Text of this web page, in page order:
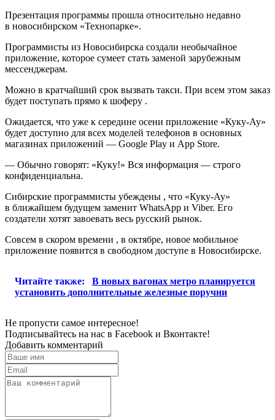
Презентация программы прошла относительно недавно
в новосибирском «Технопарке».
Программисты из Новосибирска создали необычайное
приложение, которое сумеет стать заменой зарубежным
мессенджерам.
Можно в кратчайший срок вызвать такси. При всем этом заказ
будет поступать прямо к шоферу .
Ожидается, что уже к середине осени приложение «Куку-Ау»
будет доступно для всех моделей телефонов в основных
магазинах приложений — Google Play и App Store.
— Обычно говорят: «Куку!» Вся информация — строго
конфиденциальна.
Сибирские программисты убеждены , что «Куку-Ау»
в ближайшем будущем заменит WhatsApp и Viber. Его
создатели хотят завоевать весь русский рынок.
Совсем в скором времени , в октябре, новое мобильное
приложение появится в свободном доступе в Новосибирске.
Читайте также:
В новых вагонах метро планируется
установить дополнительные железные поручни
Не пропусти самое интересное!
Подписывайтесь на нас в Facebook и Вконтакте!
Добавить комментарий